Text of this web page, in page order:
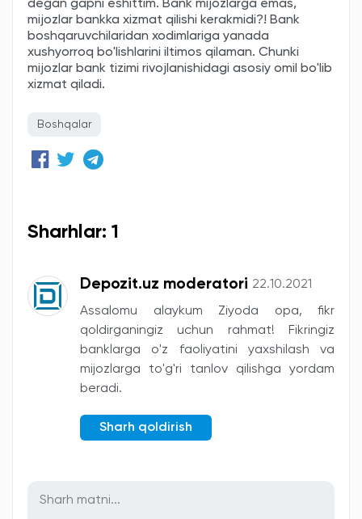
degan gapni eshittim. Bank mijozlarga emas,
mijozlar bankka xizmat qilishi kerakmidi?! Bank
boshqaruvchilaridan xodimlariga yanada
xushyorroq bo'lishlarini iltimos qilaman. Chunki
mijozlar bank tizimi rivojlanishidagi asosiy omil bo'lib
xizmat qiladi.
Boshqalar
Sharhlar: 1
Depozit.uz moderatori 22.10.2021
Assalomu alaykum Ziyoda opa, fikr
qoldirganingiz uchun rahmat! Fikringiz
banklarga o'z faoliyatini yaxshilash va
mijozlarga to'g'ri tanlov qilishga yordam
beradi.
Sharh qoldirish